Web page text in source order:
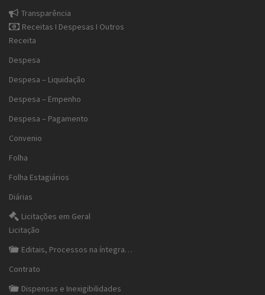
Transparência
Receitas I Despesas I Outros
Receita
Despesa
Despesa – Liquidação
Despesa – Empenho
Despesa – Pagamento
Convenio
Folha
Folha Estagiários
Diárias
Licitações em Geral
Licitação
Editais, Processos na íntegra…
Contrato
Dispensas e Inexigibilidades